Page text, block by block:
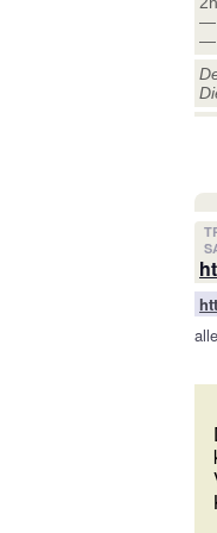
—
—